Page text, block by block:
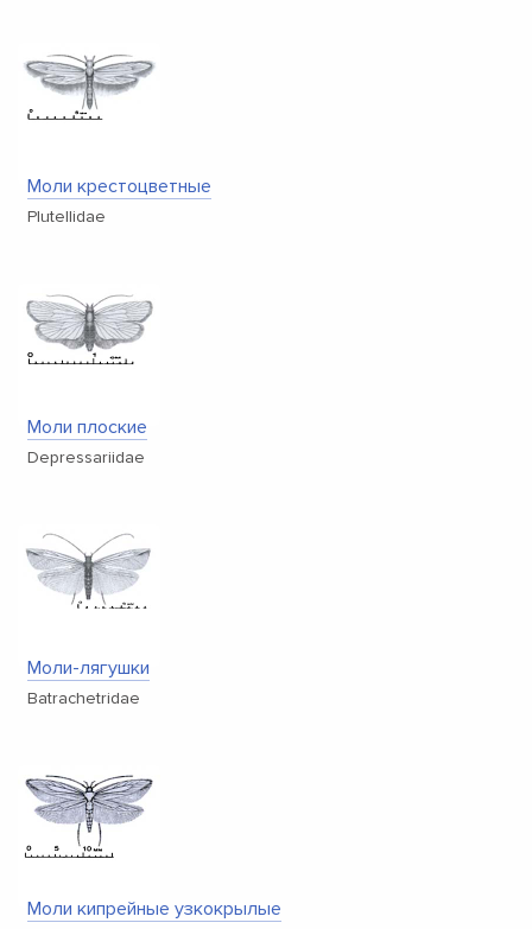
Моли крестоцветные
Plutellidae
Моли плоские
Depressariidae
Моли-лягушки
Batrachetridae
Моли кипрейные узкокрылые